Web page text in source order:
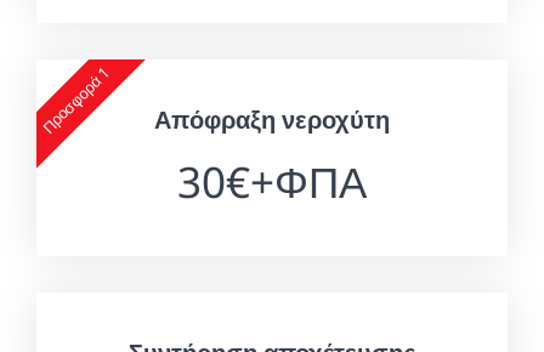
Προσφορά 1 Απόφραξη νεροχύτη
30€+ΦΠΑ